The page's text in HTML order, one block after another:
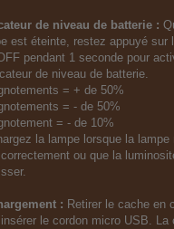
de niveau de batterie :
est éteinte, restez appuyé sur
pendant 1 seconde pour
de niveau de batterie.
= + de 50%
= - de 50%
= - de 10%
la lampe lorsque la lampe
ou que la
: Retirer le cache en
le cordon micro USB. La